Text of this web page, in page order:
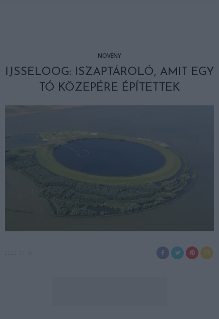
NÖVÉNY
IJSSELOOG: ISZAPTÁROLÓ, AMIT EGY
TÓ KÖZEPÉRE ÉPÍTETTEK